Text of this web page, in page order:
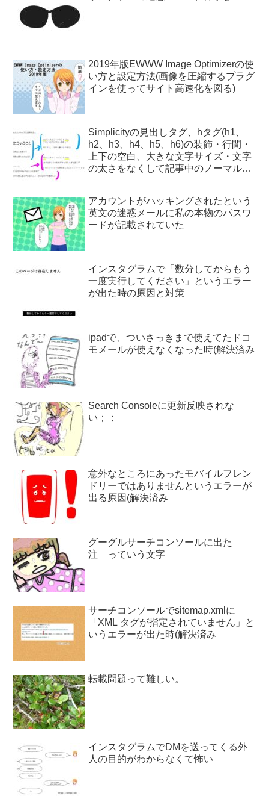
2019年版EWWW Image Optimizerの使
い方と設定方法(画像を圧縮するプラグ
インを使ってサイト高速化を図る)
Simplicityの見出しタグ、hタグ(h1、
h2、h3、h4、h5、h6)の装飾・行間・
上下の空白、大きな文字サイズ・文字
の太さをなくして記事中のノーマルな
アカウントがハッキングされたという
英文の迷惑メールに私の本物のパスワ
ードが記載されていた
インスタグラムで「数分してからもう
一度実行してください」というエラー
が出た時の原因と対策
ipadで、ついさっきまで使えてたドコ
モメールが使えなくなった時(解決済み
Search Consoleに更新反映されな
い；；
意外なところにあったモバイルフレン
ドリーではありませんというエラーが
出る原因(解決済み
グーグルサーチコンソールに出た
注 っていう文字
サーチコンソールでsitemap.xmlに
「XML タグが指定されていません」と
いうエラーが出た時(解決済み
転載問題って難しい。
インスタグラムでDMを送ってくる外
人の目的がわからなくて怖い